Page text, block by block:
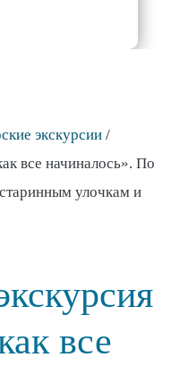
экскурсии /
все начиналось». По
улочкам и
все